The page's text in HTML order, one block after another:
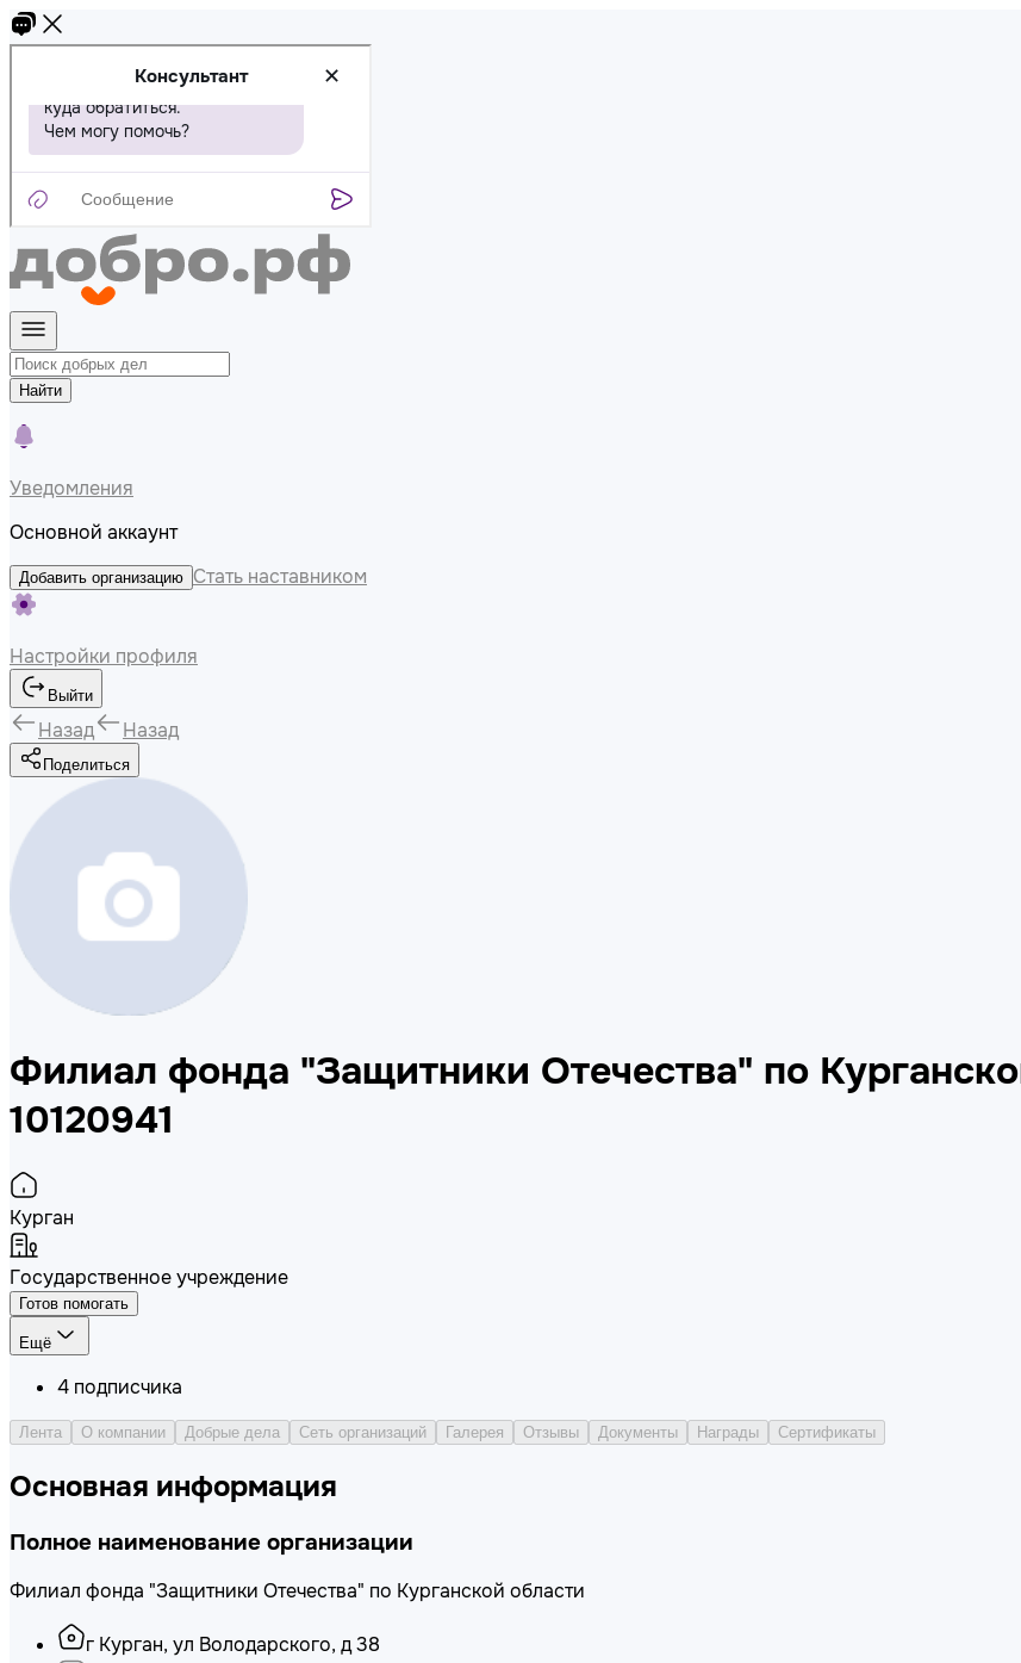
Найти
Уведомления
Основной аккаунт
Добавить организацию Стать наставником
Настройки профиля
Выйти
Назад Назад
Поделиться
Филиал фонда "Защитники Отечества" по
10120941
Курган
Государственное учреждение
Готов помогать
Ещё
4 подписчика
Лента О компании Добрые дела Сеть организаций Галерея Отзывы Документы Награды Сертификаты
Основная информация
Полное наименование организации
Филиал фонда "Защитники Отечества" по Курганской области
г Курган, ул Володарского, д 38